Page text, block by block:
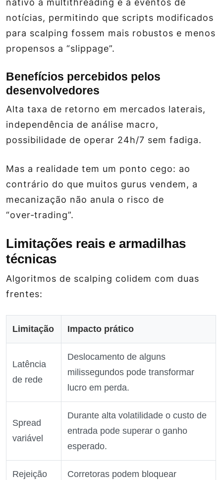
nativo a multithreading e a eventos de
notícias, permitindo que scripts modificados
para scalping fossem mais robustos e menos
propensos a “slippage”.
Benefícios percebidos pelos
desenvolvedores
Alta taxa de retorno em mercados laterais,
independência de análise macro,
possibilidade de operar 24h/7 sem fadiga.
Mas a realidade tem um ponto cego: ao
contrário do que muitos gurus vendem, a
mecanização não anula o risco de
“over‑trading”.
Limitações reais e armadilhas
técnicas
Algoritmos de scalping colidem com duas
frentes:
Limitação Impacto prático
Latência
de rede
Deslocamento de alguns
milissegundos pode transformar
lucro em perda.
Spread
variável
Durante alta volatilidade o custo de
entrada pode superar o ganho
esperado.
Rejeição
Corretoras podem bloquear